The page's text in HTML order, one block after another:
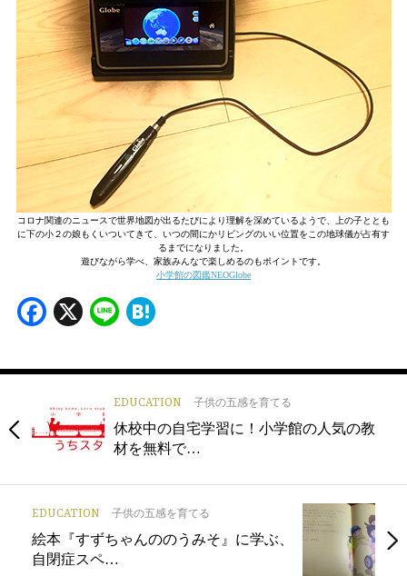
コロナ関連のニュースで世界地図が出るたびにより理解を深めているようで、上の子ととも
に下の小２の娘もくいついてきて、いつの間にかリビングのいい位置をこの地球儀が占有す
るまでになりました。
遊びながら学べ、家族みんなで楽しめるのもポイントです。
小学館の図鑑NEOGlobe
Facebook
X Line
EDUCATION 子供の五感を育てる
休校中の自宅学習に！小学館の人気の教
材を無料で…
EDUCATION 子供の五感を育てる
絵本『すずちゃんののうみそ』に学ぶ、
自閉症スペ…